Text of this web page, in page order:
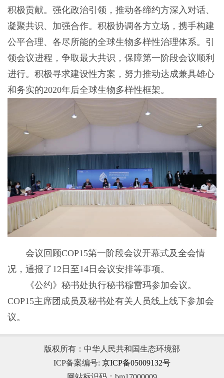
积极贡献。强化政治引领，推动各缔约方深入对话、
凝聚共识、加强合作。积极协调各方立场，携手构建
公平合理、各尽所能的全球生物多样性治理体系。引
领会议进程，争取最大共识，保障第一阶段会议顺利
进行。积极寻求建设性方案，努力推动达成兼具雄心
和务实的2020年后全球生物多样性框架。
会议回顾COP15第一阶段会议开幕式及全会情
况，通报了12日至14日会议安排等事项。
《公约》秘书处执行秘书穆雷玛参加会议。
COP15主席团成员及秘书处有关人员线上线下参加会
议。
版权所有：中华人民共和国生态环境部
ICP备案编号: 京ICP备05009132号